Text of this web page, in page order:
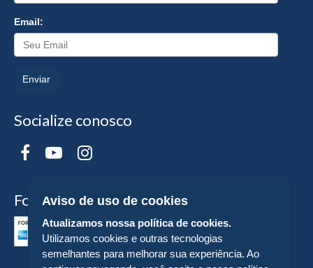
Email:
Enviar
Socialize conosco
Formas de Pagamento
Aviso de uso de cookies
Atualizamos nossa política de cookies.
Utilizamos cookies e outras tecnologias
semelhantes para melhorar sua experiência. Ao